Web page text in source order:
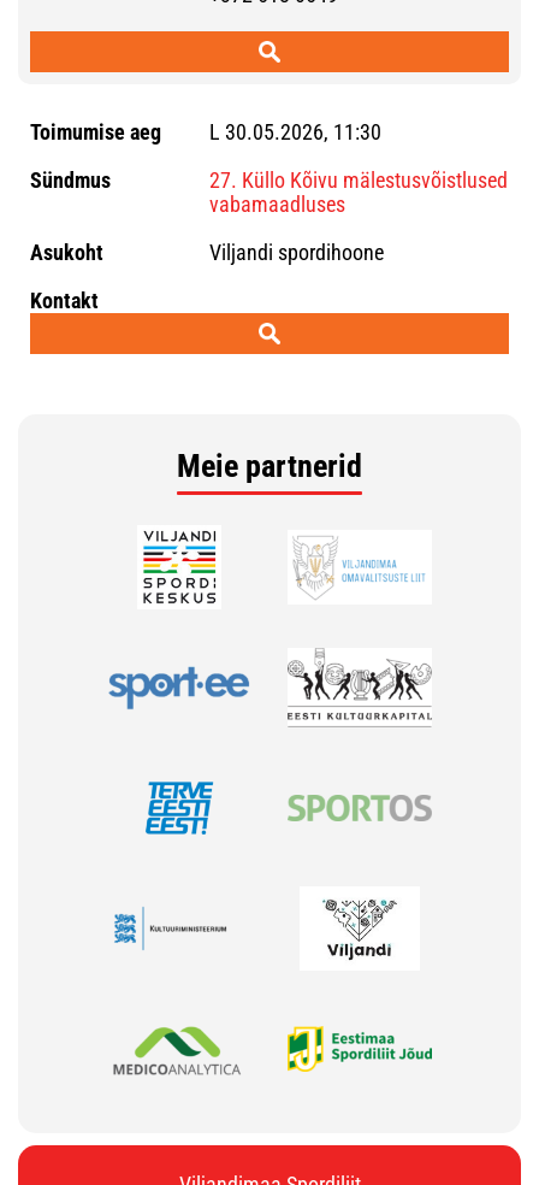
L 30.05.2026, 11:30
27. Küllo Kõivu mälestusvõistlused
vabamaadluses
Viljandi spordihoone
Meie partnerid